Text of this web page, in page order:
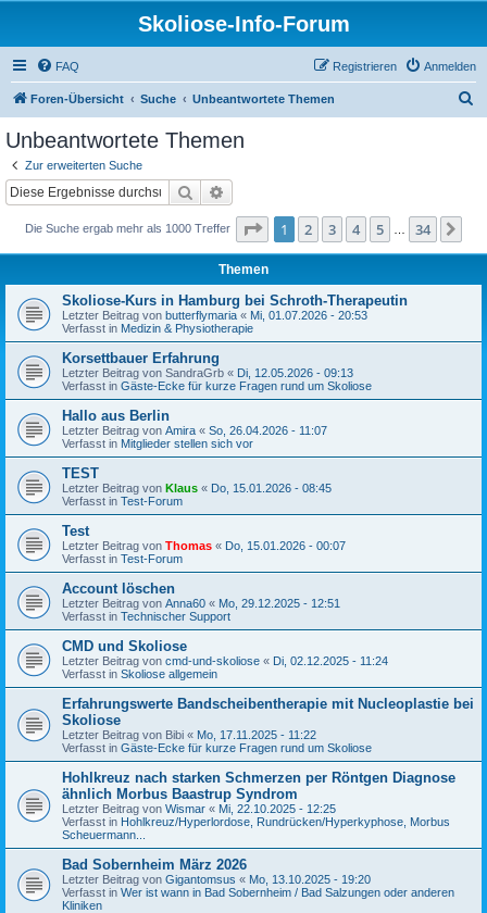
Skoliose-Info-Forum
FAQ Anmelden
Registrieren
Foren-Übersicht Suche Unbeantwortete Themen
Unbeantwortete Themen
Zur erweiterten Suche
Suche
Die Suche ergab mehr als 1000 Treffer Seite 1von 34
1 2 3 4 5 34
Themen
Skoliose-Kurs in Hamburg bei Schroth-Therapeutin
Letzter Beitrag von butterflymaria « Mi, 01.07.2026 - 20:53
Verfasst in Medizin & Physiotherapie
Korsettbauer Erfahrung
Letzter Beitrag von SandraGrb « Di, 12.05.2026 - 09:13
Verfasst in Gäste-Ecke für kurze Fragen rund um Skoliose
Hallo aus Berlin
Letzter Beitrag von Amira « So, 26.04.2026 - 11:07
Verfasst in Mitglieder stellen sich vor
TEST
Letzter Beitrag von Klaus « Do, 15.01.2026 - 08:45
Verfasst in Test-Forum
Test
Letzter Beitrag von Thomas « Do, 15.01.2026 - 00:07
Verfasst in Test-Forum
Account löschen
Letzter Beitrag von Anna60 « Mo, 29.12.2025 - 12:51
Verfasst in Technischer Support
CMD und Skoliose
Letzter Beitrag von cmd-und-skoliose « Di, 02.12.2025 - 11:24
Verfasst in Skoliose allgemein
Erfahrungswerte Bandscheibentherapie mit Nucleoplastie bei
Skoliose
Letzter Beitrag von Bibi « Mo, 17.11.2025 - 11:22
Verfasst in Gäste-Ecke für kurze Fragen rund um Skoliose
Hohlkreuz nach starken Schmerzen per Röntgen Diagnose
ähnlich Morbus Baastrup Syndrom
Letzter Beitrag von Wismar « Mi, 22.10.2025 - 12:25
Verfasst in Hohlkreuz/Hyperlordose, Rundrücken/Hyperkyphose, Morbus
Scheuermann...
Bad Sobernheim März 2026
Letzter Beitrag von Gigantomsus « Mo, 13.10.2025 - 19:20
Verfasst in Wer ist wann in Bad Sobernheim / Bad Salzungen oder anderen
Kliniken